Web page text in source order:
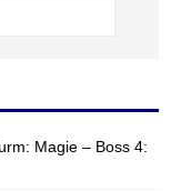
Magie – Boss 4: